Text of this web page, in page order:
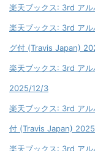
楽天ブックス: 3rd ア
楽天ブックス: 3rd ア
グ付 (Travis Japan)
楽天ブックス: 3rd ア
2025/12/3
楽天ブックス: 3rd ア
付 (Travis Japan)
楽天ブックス: 3rd ア